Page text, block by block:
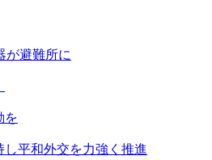
が避難所に
を
し平和外交を力強く推進